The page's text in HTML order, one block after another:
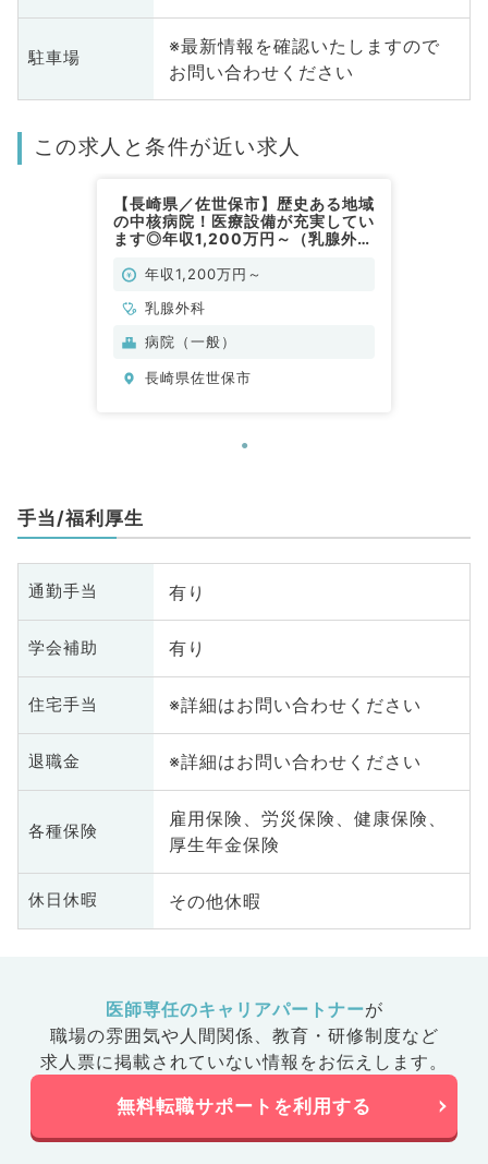
駐車場
※最新情報を確認いたしますので
お問い合わせください
この求人と条件が近い求人
【長崎県／佐世保市】歴史ある地域
の中核病院！医療設備が充実してい
ます◎年収1,200万円～（乳腺外科
年収1,200万円～
乳腺外科
病院（一般）
長崎県佐世保市
手当/福利厚生
通勤手当 有り
学会補助 有り
住宅手当 ※詳細はお問い合わせください
退職金 ※詳細はお問い合わせください
各種保険
雇用保険、労災保険、健康保険、
厚生年金保険
休日休暇 その他休暇
医師専任のキャリアパートナーが
職場の雰囲気や人間関係、 教育・研修制度など
求人票に掲載されていない情報をお伝えします。
無料転職サポートを利用する